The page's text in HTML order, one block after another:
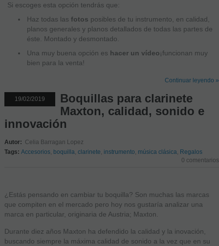
Si escoges esta opción tendrás que:
Haz todas las fotos posibles de tu instrumento, en calidad,
planos generales y planos detallados de todas las partes de
éste. Montado y desmontado.
Una muy buena opción es hacer un vídeo¡funcionan muy
bien para la venta!
Continuar leyendo »
19/02/2019
Boquillas para clarinete
Maxton, calidad, sonido e
innovación
Autor: Celia Barragan Lopez
Tags: Accesorios, boquilla clarinete instrumento música clásica Regalos
0 comentarios
¿Estás pensando en cambiar tu boquilla? Son muchas las marcas
que compiten en el mercado pero hoy nos gustaría analizar una
marca en particular, originaria de Austria; Maxton.
Durante diez años Maxton ha defendido la calidad y la inovación,
buscando siempre la máxima calidad de sonido a la vez que en su